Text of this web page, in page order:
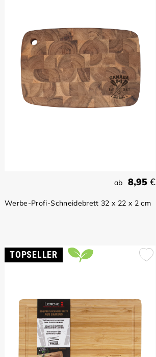
ab 8,95 €
Werbe-Profi-Schneidebrett 32 x 22 x 2 cm
TOPSELLER